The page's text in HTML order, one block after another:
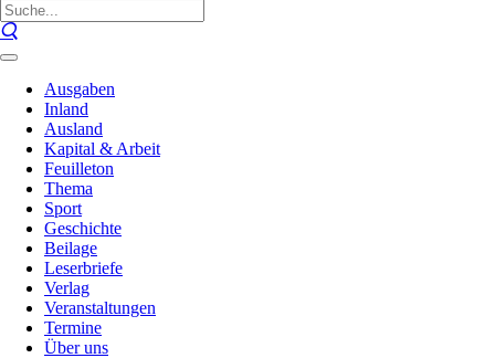
Ausgaben
Inland
Ausland
Kapital & Arbeit
Feuilleton
Thema
Sport
Geschichte
Beilage
Leserbriefe
Verlag
Veranstaltungen
Termine
Über uns